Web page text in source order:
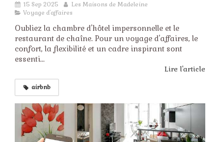
15 Sep 2025
Les Maisons de Madeleine
Voyage d'affaires
Oubliez la chambre d'hôtel impersonnelle et le
restaurant de chaîne. Pour un voyage d'affaires, le
confort, la flexibilité et un cadre inspirant sont
essenti...
Lire l'article
airbnb